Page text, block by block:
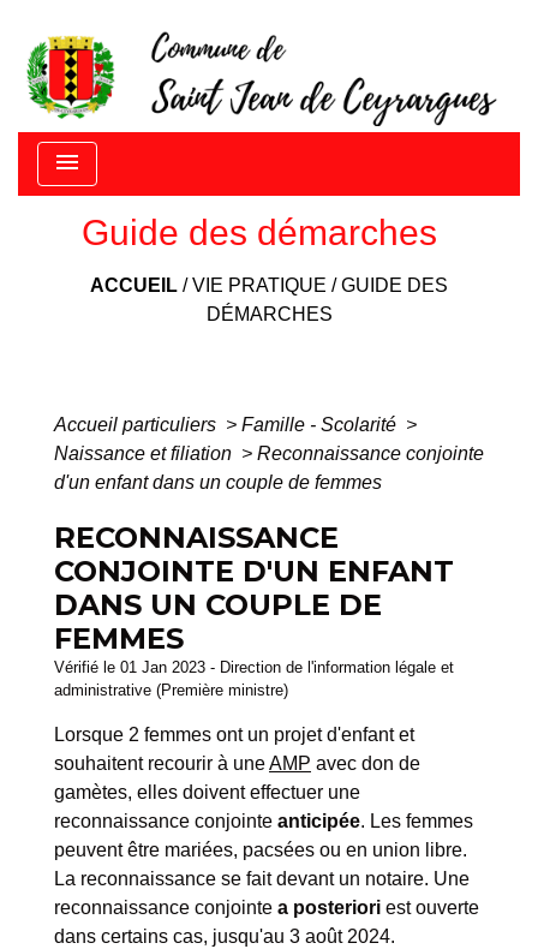
menu
Guide des démarches
ACCUEIL /VIE PRATIQUE /GUIDE DES
DÉMARCHES
Accueil particuliers > Famille - Scolarité >
Naissance et filiation > Reconnaissance conjointe
d'un enfant dans un couple de femmes
RECONNAISSANCE
CONJOINTE D'UN ENFANT
DANS UN COUPLE DE
FEMMES
Vérifié le 01 Jan 2023 - Direction de l'information légale et
administrative (Première ministre)
Lorsque 2 femmes ont un projet d'enfant et
souhaitent recourir à uneAMP avec don de
gamètes, elles doivent effectuer une
reconnaissance conjointe anticipée. Les femmes
peuvent être mariées, pacsées ou en union libre.
La reconnaissance se fait devant un notaire. Une
reconnaissance conjointe a posteriori est ouverte
dans certains cas, jusqu'au 3 août 2024.